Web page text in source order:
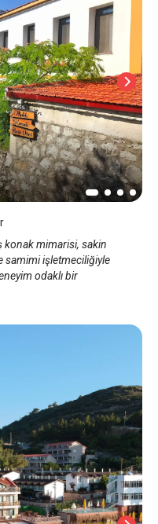
konak mimarisi, sakin
samimi işletmeciliğiyle
odaklı bir